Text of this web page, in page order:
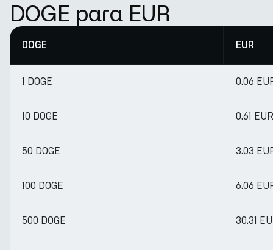
DOGE para EUR
DOGE EUR
1 DOGE 0.06
10 DOGE 0.61 EUR
50 DOGE 3.03
100 DOGE 6.06
500 DOGE 30.31